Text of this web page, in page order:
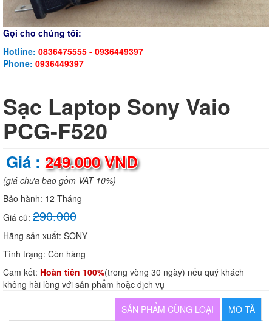
Gọi cho chúng tôi:
Hotline: 0836475555 - 0936449397
Phone: 0936449397
Sạc Laptop Sony Vaio
PCG-F520
Giá : 249.000 VND
(giá chưa bao gồm VAT 10%)
Bảo hành: 12 Tháng
Giá cũ: 290.000
Hãng sản xuất: SONY
Tình trạng: Còn hàng
Cam kết: Hoàn tiền 100%(trong vòng 30 ngày) nếu quý khách
không hài lòng với sản phẩm hoặc dịch vụ
MÔ TẢ
SẢN PHẨM CÙNG LOẠI